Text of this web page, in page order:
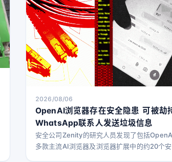
2026/08/06
OpenAI浏览器存在安全隐患 可被劫
WhatsApp联系人发送垃圾信息
安全公司Zenity的研究人员发现了包括
多款主流AI浏览器及浏览器扩展中的约20个